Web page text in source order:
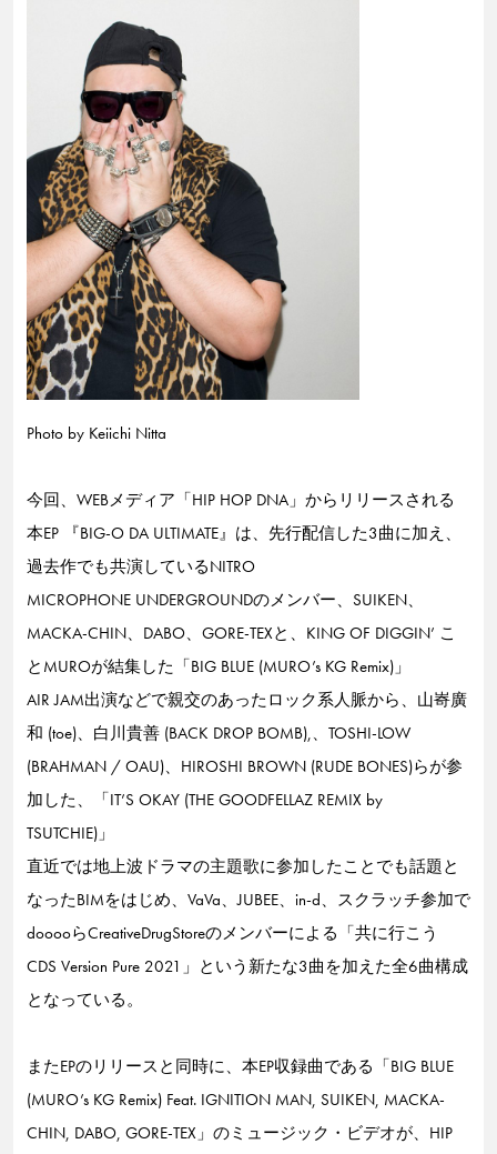
Photo by Keiichi Nitta
今回、WEBメディア「HIP HOP DNA」からリリースされる
本EP 『BIG-O DA ULTIMATE』は、先行配信した3曲に加え、
過去作でも共演しているNITRO
MICROPHONE UNDERGROUNDのメンバー、SUIKEN、
MACKA-CHIN、DABO、GORE-TEXと、KING OF DIGGIN’ こ
とMUROが結集した「BIG BLUE (MURO’s KG Remix)」
AIR JAM出演などで親交のあったロック系人脈から、山㟢廣
和 (toe)、白川貴善 (BACK DROP BOMB),、TOSHI-LOW
(BRAHMAN / OAU)、HIROSHI BROWN (RUDE BONES)らが参
加した、「IT’S OKAY (THE GOODFELLAZ REMIX by
TSUTCHIE)」
直近では地上波ドラマの主題歌に参加したことでも話題と
なったBIMをはじめ、VaVa、JUBEE、in-d、スクラッチ参加で
dooooらCreativeDrugStoreのメンバーによる「共に行こう
CDS Version Pure 2021」という新たな3曲を加えた全6曲構成
となっている。
またEPのリリースと同時に、本EP収録曲である「BIG BLUE
(MURO’s KG Remix) Feat. IGNITION MAN, SUIKEN, MACKA-
CHIN, DABO, GORE-TEX」のミュージック・ビデオが、HIP